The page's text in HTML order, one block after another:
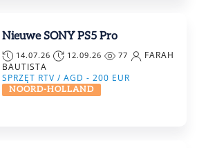
Nieuwe SONY PS5 Pro
14.07.26 12.09.26 77
FARAH
BAUTISTA
SPRZĘT RTV / AGD - 200 EUR
NOORD-HOLLAND